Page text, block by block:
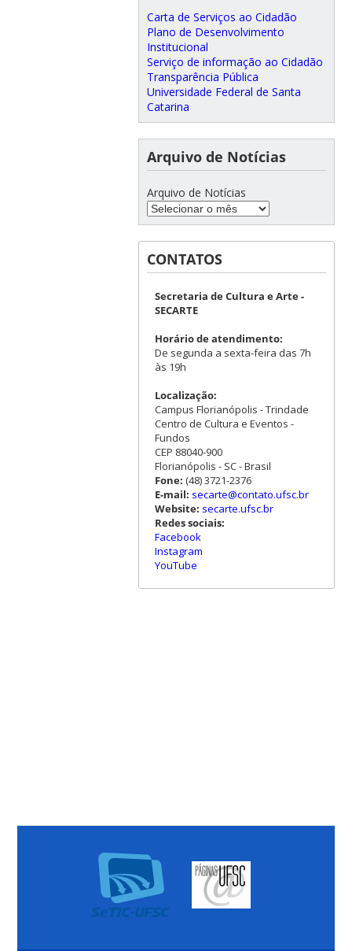
Carta de Serviços ao Cidadão
Plano de Desenvolvimento
Institucional
Serviço de informação ao Cidadão
Transparência Pública
Universidade Federal de Santa
Catarina
Arquivo de Notícias
Arquivo de Notícias
CONTATOS
Secretaria de Cultura e Arte -
SECARTE
Horário de atendimento:
De segunda a sexta-feira das 7h
às 19h
Localização:
Campus Florianópolis - Trindade
Centro de Cultura e Eventos -
Fundos
CEP 88040-900
Florianópolis - SC - Brasil
Fone: (48) 3721-2376
E-mail: secarte@contato.ufsc.br
Website: secarte.ufsc.br
Redes sociais:
Facebook
Instagram
YouTube